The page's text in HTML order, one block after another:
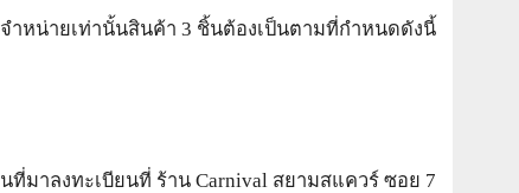
ำหน่ายเท่านั้นสินค้า 3 ชิ้นต้องเป็นตามที่กำหนดดังนี้
ที่มาลงทะเบียนที่ ร้าน Carnival สยามสแควร์ ซอย 7